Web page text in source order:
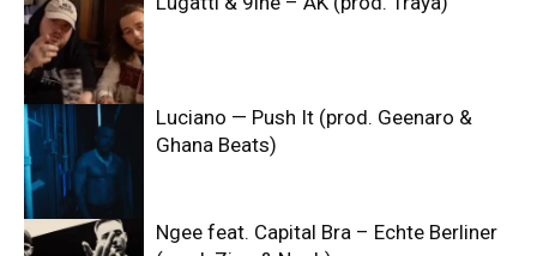
Luciano — Push It (prod. Geenaro &
Ghana Beats)
Ngee feat. Capital Bra – Echte Berliner